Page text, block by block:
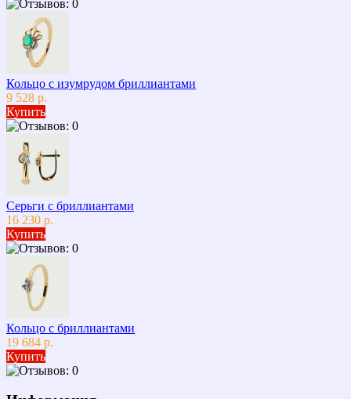
Кольцо с изумрудом бриллиантами
9 528 р.
Купить
Серьги с бриллиантами
16 230 р.
Купить
Кольцо с бриллиантами
19 684 р.
Купить